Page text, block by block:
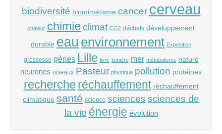
biodiversité biomimétisme cancer cerveau
chaleur chimieclimat CO2 déchets développement
durable eau environnement Exposition
grossesse gènes Lille livre lumière mer métabolisme nature
neurones oiseaux Pasteur physique pollution protéines
recherche réchauffement réchauffement
climatique santé science sciences sciences de
la vie énergie évolution